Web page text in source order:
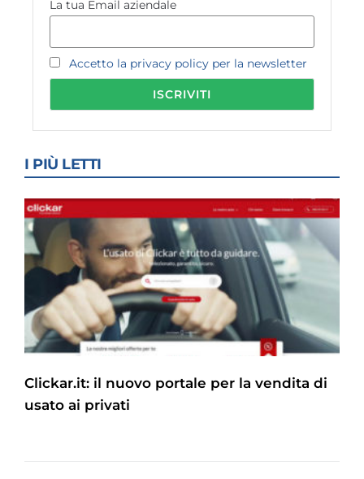
La tua Email aziendale
Accetto la privacy policy per la newsletter
I PIÙ LETTI
Clickar.it: il nuovo portale per la vendita di
usato ai privati